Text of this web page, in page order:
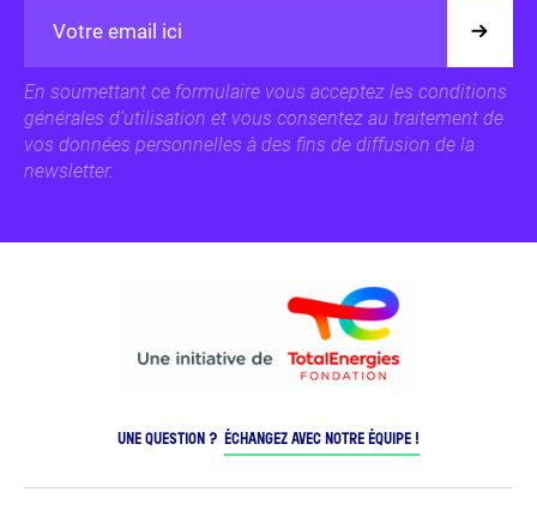
En soumettant ce formulaire vous acceptez les conditions
générales d’utilisation et vous consentez au traitement de
vos données personnelles à des fins de diffusion de la
newsletter.
UNE QUESTION ? ÉCHANGEZ AVEC NOTRE ÉQUIPE !